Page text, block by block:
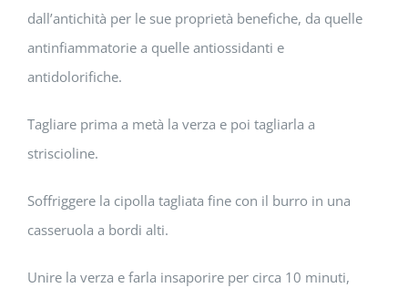
dall’antichità per le sue proprietà benefiche, da quelle
antinfiammatorie a quelle antiossidanti e
antidolorifiche.
Tagliare prima a metà la verza e poi tagliarla a
striscioline.
Soffriggere la cipolla tagliata fine con il burro in una
casseruola a bordi alti.
Unire la verza e farla insaporire per circa 10 minuti,